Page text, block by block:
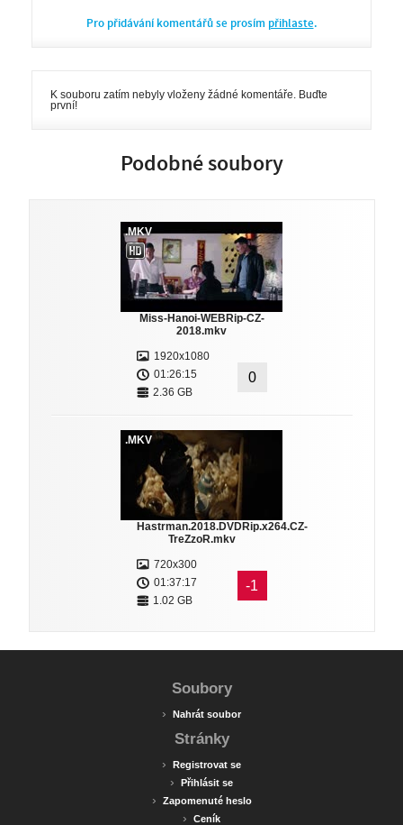
Pro přidávání komentářů se prosím přihlaste.
K souboru zatím nebyly vloženy žádné komentáře. Buďte
první!
Podobné soubory
.MKV
Miss-Hanoi-WEBRip-CZ-
2018.mkv
1920x1080
01:26:15
2.36 GB
0
.MKV
Hastrman.2018.DVDRip.x264.CZ-
TreZzoR.mkv
720x300
01:37:17
1.02 GB
-1
Soubory
› Nahrát soubor
Stránky
› Registrovat se
› Přihlásit se
› Zapomenuté heslo
› Ceník